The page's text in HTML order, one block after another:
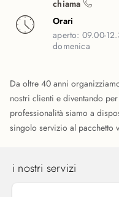
chiama
Orari
aperto: 09.00-
domenica
Da oltre 40 anni
nostri clienti e diventando
professionalità siamo a
singolo servizio al pacchetto
i nostri servizi